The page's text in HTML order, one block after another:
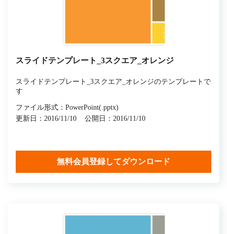
スライドテンプレート_3スクエア_オレンジ
スライドテンプレート_3スクエア_オレンジのテンプレートで
す
ファイル形式：PowerPoint(.pptx)
更新日：2016/11/10
公開日：2016/11/10
無料会員登録してダウンロード